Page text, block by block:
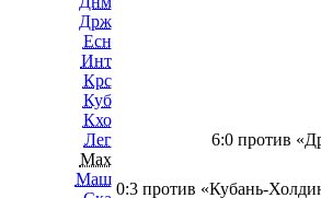
Држ
Есн
Инт
Крс
Куб
Кхо
Лег
Мах
Маш
6:0 против
0:3 против «Кубань-